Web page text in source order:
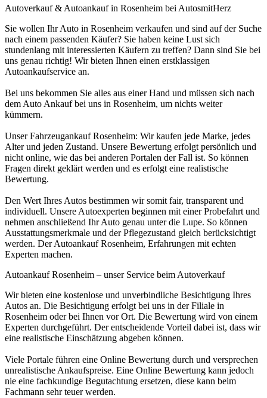
Autoverkauf & Autoankauf in Rosenheim bei AutosmitHerz
Sie wollen Ihr Auto in Rosenheim verkaufen und sind auf der Suche
nach einem passenden Käufer? Sie haben keine Lust sich
stundenlang mit interessierten Käufern zu treffen? Dann sind Sie bei
uns genau richtig! Wir bieten Ihnen einen erstklassigen
Autoankaufservice an.
Bei uns bekommen Sie alles aus einer Hand und müssen sich nach
dem Auto Ankauf bei uns in Rosenheim, um nichts weiter
kümmern.
Unser Fahrzeugankauf Rosenheim: Wir kaufen jede Marke, jedes
Alter und jeden Zustand. Unsere Bewertung erfolgt persönlich und
nicht online, wie das bei anderen Portalen der Fall ist. So können
Fragen direkt geklärt werden und es erfolgt eine realistische
Bewertung.
Den Wert Ihres Autos bestimmen wir somit fair, transparent und
individuell. Unsere Autoexperten beginnen mit einer Probefahrt und
nehmen anschließend Ihr Auto genau unter die Lupe. So können
Ausstattungsmerkmale und der Pflegezustand gleich berücksichtigt
werden. Der Autoankauf Rosenheim, Erfahrungen mit echten
Experten machen.
Autoankauf Rosenheim – unser Service beim Autoverkauf
Wir bieten eine kostenlose und unverbindliche Besichtigung Ihres
Autos an. Die Besichtigung erfolgt bei uns in der Filiale in
Rosenheim oder bei Ihnen vor Ort. Die Bewertung wird von einem
Experten durchgeführt. Der entscheidende Vorteil dabei ist, dass wir
eine realistische Einschätzung abgeben können.
Viele Portale führen eine Online Bewertung durch und versprechen
unrealistische Ankaufspreise. Eine Online Bewertung kann jedoch
nie eine fachkundige Begutachtung ersetzen, diese kann beim
Fachmann sehr teuer werden.